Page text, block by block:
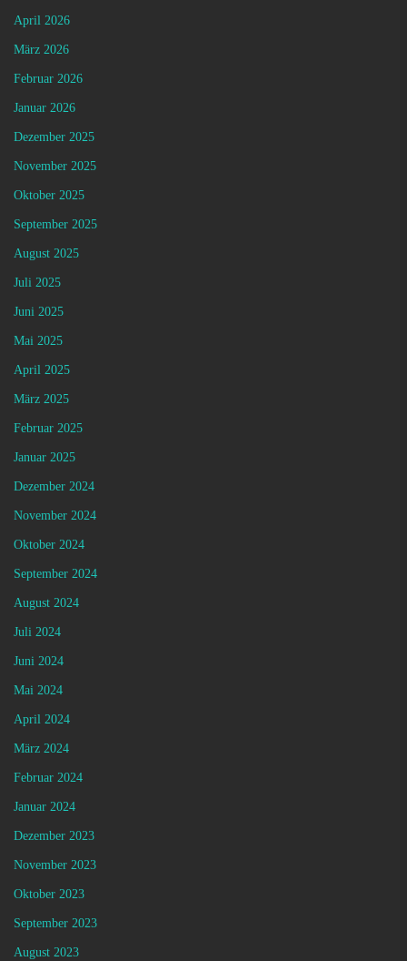
April 2026
März 2026
Februar 2026
Januar 2026
Dezember 2025
November 2025
Oktober 2025
September 2025
August 2025
Juli 2025
Juni 2025
Mai 2025
April 2025
März 2025
Februar 2025
Januar 2025
Dezember 2024
November 2024
Oktober 2024
September 2024
August 2024
Juli 2024
Juni 2024
Mai 2024
April 2024
März 2024
Februar 2024
Januar 2024
Dezember 2023
November 2023
Oktober 2023
September 2023
August 2023